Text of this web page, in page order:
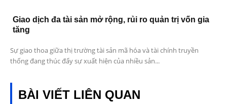
Giao dịch đa tài sản mở rộng, rủi ro quản trị vốn gia
tăng
Sự giao thoa giữa thị trường tài sản mã hóa và tài chính truyền
thống đang thúc đẩy sự xuất hiện của nhiều sản...
BÀI VIẾT LIÊN QUAN